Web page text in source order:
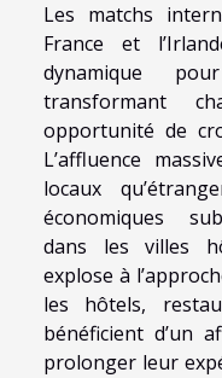
Les matchs
France et
dynamique
transformant
opportunité de
L’affluence
locaux
économiques
dans les villes
explose à
les hôtels,
bénéficient d’un
prolonger leur